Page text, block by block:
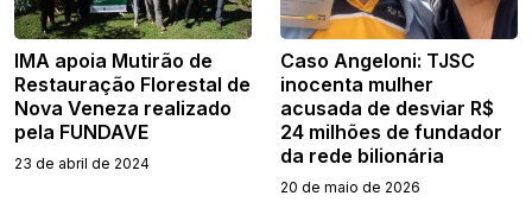
IMA apoia Mutirão de
Restauração Florestal de
Nova Veneza realizado
pela FUNDAVE
23 de abril de 2024
Caso Angeloni: TJSC
inocenta mulher
acusada de desviar R$
24 milhões de fundador
da rede bilionária
20 de maio de 2026